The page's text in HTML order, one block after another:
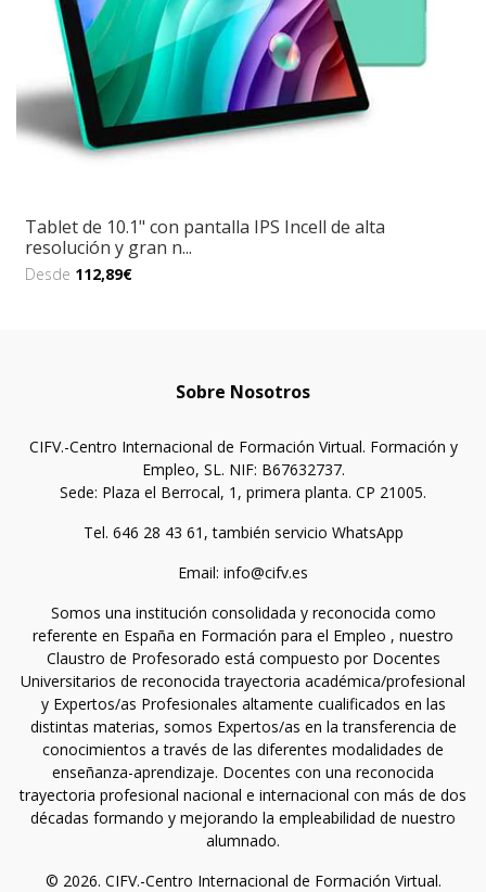
Tablet de 10.1" con pantalla IPS Incell de alta
resolución y gran n...
Desde 112,89€
Sobre Nosotros
CIFV.-Centro Internacional de Formación Virtual. Formación y
Empleo, SL. NIF: B67632737.
Sede: Plaza el Berrocal, 1, primera planta. CP 21005.
Tel. 646 28 43 61, también servicio WhatsApp
Email: info@cifv.es
Somos una institución consolidada y reconocida como
referente en España en Formación para el Empleo , nuestro
Claustro de Profesorado está compuesto por Docentes
Universitarios de reconocida trayectoria académica/profesional
y Expertos/as Profesionales altamente cualificados en las
distintas materias, somos Expertos/as en la transferencia de
conocimientos a través de las diferentes modalidades de
enseñanza-aprendizaje. Docentes con una reconocida
trayectoria profesional nacional e internacional con más de dos
décadas formando y mejorando la empleabilidad de nuestro
alumnado.
© 2026. CIFV.-Centro Internacional de Formación Virtual.